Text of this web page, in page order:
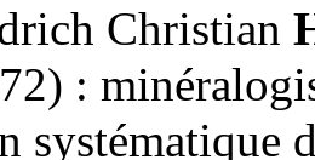
Christian
:
systématique